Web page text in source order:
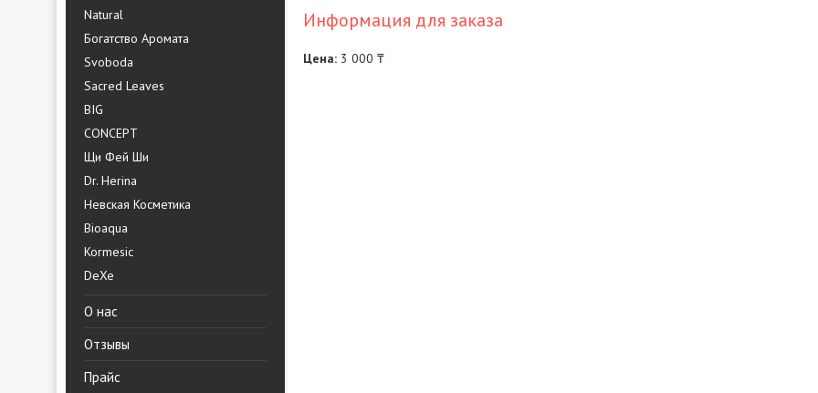
Natural
Богатство Аромата
Svoboda
Sacred Leaves
BIG
CONCEPT
Щи Фей Ши
Dr. Herina
Невская Косметика
Bioaqua
Kormesic
DeXe
О нас
Отзывы
Прайс
Информация для заказа
Цена: 3 000 ₸